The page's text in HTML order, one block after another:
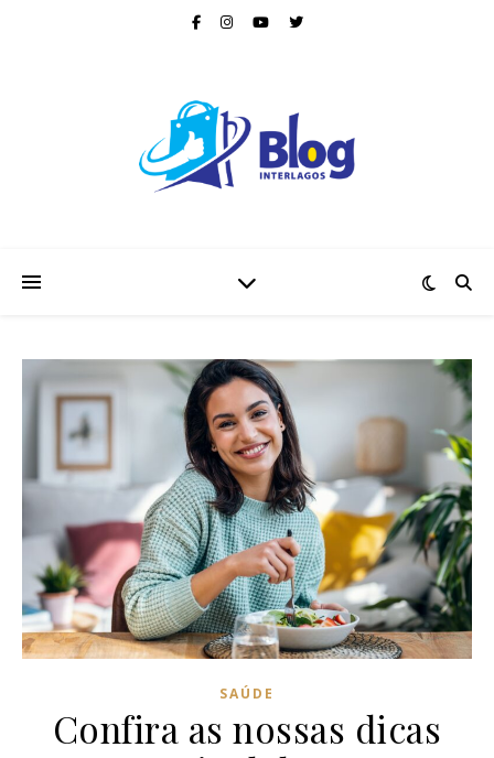
SAÚDE
Confira as nossas dicas